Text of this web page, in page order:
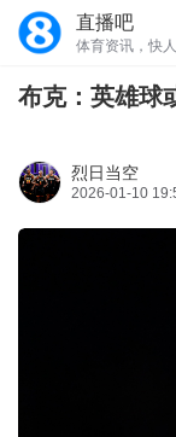
直播吧
体育资讯，快
布克：英雄球
烈日当空
2026-01-10